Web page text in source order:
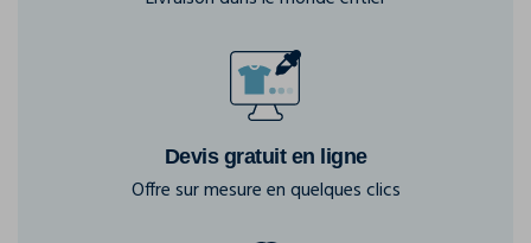
Devis gratuit en ligne
Offre sur mesure en quelques clics